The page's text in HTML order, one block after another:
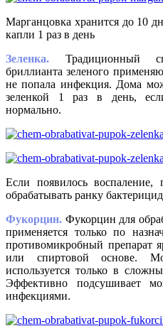
Марганцовка хранится до 10
капли 1 раз в день
Зеленка. Традиционный
бриллианта зеленого
не попала инфекция. Дома
зеленкой 1 раз в день,
нормально.
Если появилось
обрабатывать ранку
Фукорцин. Фукорцин для
применяется только по
противомикробный препарат
или спиртовой основе.
используется только в
Эффективно подсушивает
инфекциями.